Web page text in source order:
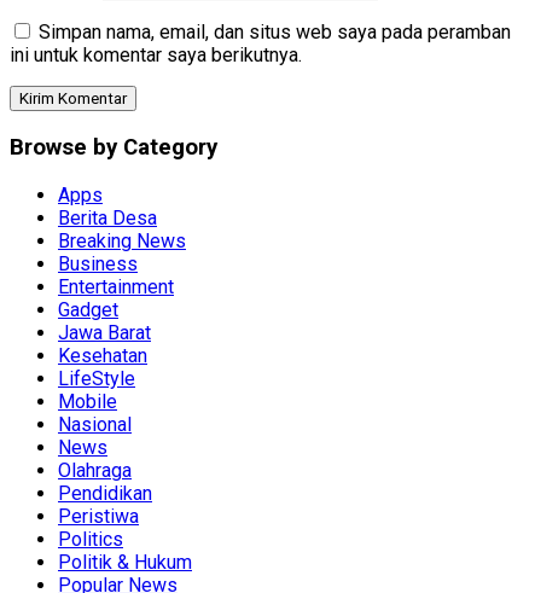
Simpan nama, email, dan situs web saya pada peramban
ini untuk komentar saya berikutnya.
Browse by Category
Apps
Berita Desa
Breaking News
Business
Entertainment
Gadget
Jawa Barat
Kesehatan
LifeStyle
Mobile
Nasional
News
Olahraga
Pendidikan
Peristiwa
Politics
Politik & Hukum
Popular News